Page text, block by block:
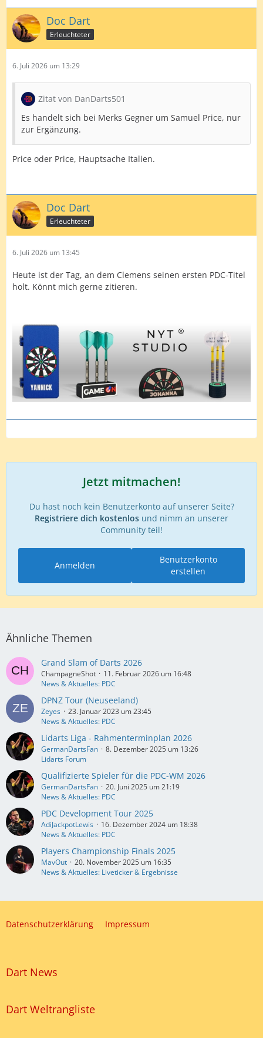
Doc Dart
Erleuchteter
6. Juli 2026 um 13:29
Zitat von DanDarts501
Es handelt sich bei Merks Gegner um Samuel Price, nur
zur Ergänzung.
Price oder Price, Hauptsache Italien.
Doc Dart
Erleuchteter
6. Juli 2026 um 13:45
Heute ist der Tag, an dem Clemens seinen ersten PDC-Titel
holt. Könnt mich gerne zitieren.
Jetzt mitmachen!
Du hast noch kein Benutzerkonto auf unserer Seite?
Registriere dich kostenlos und nimm an unserer
Community teil!
Benutzerkonto
erstellen
Anmelden
Ähnliche Themen
Grand Slam of Darts 2026
ChampagneShot
11. Februar 2026 um 16:48
News & Aktuelles: PDC
DPNZ Tour (Neuseeland)
Zeyes
23. Januar 2023 um 23:45
News & Aktuelles: PDC
Lidarts Liga - Rahmenterminplan 2026
GermanDartsFan
8. Dezember 2025 um 13:26
Lidarts Forum
Qualifizierte Spieler für die PDC-WM 2026
GermanDartsFan
20. Juni 2025 um 21:19
News & Aktuelles: PDC
PDC Development Tour 2025
AdiJackpotLewis
16. Dezember 2024 um 18:38
News & Aktuelles: PDC
Players Championship Finals 2025
MavOut
20. November 2025 um 16:35
News & Aktuelles: Liveticker & Ergebnisse
Datenschutzerklärung Impressum
Dart News
Dart Weltrangliste